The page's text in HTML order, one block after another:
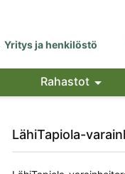
Yritys ja henkilöstö
Rahastot 
LähiTapiola-